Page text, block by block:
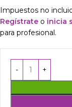
Impuestos no
Regístrate o inicia
para profesional.